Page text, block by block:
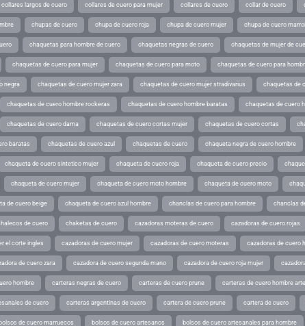
collares largos de cuero collares de cuero para mujer collares de cuero collar de cuero
chupas de cuero chupa de cuero roja chupa de cuero mujer chupa de cuero
chaquetas para hombre de cuero chaquetas negras de cuero chaquetas de mujer de
chaquetas de cuero para mujer chaquetas de cuero para moto chaquetas de cuero para
negra chaquetas de cuero mujer zara chaquetas de cuero mujer stradivarius chaquetas de
chaquetas de cuero hombre rockeras chaquetas de cuero hombre baratas chaquetas de cuero
chaquetas de cuero dama chaquetas de cuero cortas mujer chaquetas de cuero cortas
baratas chaquetas de cuero azul chaquetas de cuero chaqueta negra de cuero hombre
chaqueta de cuero sintetico mujer chaqueta de cuero roja chaqueta de cuero precio
chaqueta de cuero mujer chaqueta de cuero moto hombre chaqueta de cuero moto
de cuero beige chaqueta de cuero azul hombre chanclas de cuero para hombre chanclas
de cuero chaketas de cuero cazadoras moteras de cuero cazadoras de cuero rojas
el corte ingles cazadoras de cuero mujer cazadoras de cuero moteras cazadoras de cuero
de cuero zara cazadora de cuero segunda mano cazadora de cuero roja mujer
hombre carteras negras de cuero carteras de cuero prune carteras de cuero hombre
de cuero carteras argentinas de cuero cartera de cuero prune cartera de cuero
bolsos de cuero marruecos bolsos de cuero artesanos bolsos de cuero artesanales para hombre